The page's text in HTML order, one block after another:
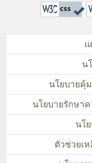
แ
น
นโยบายคุ้
นโยบายรักษา
นโ
ตัวช่วยเ